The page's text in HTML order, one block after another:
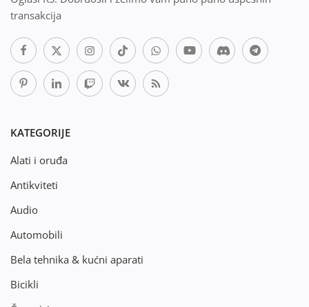
transakcija
KATEGORIJE
Alati i oruđa
Antikviteti
Audio
Automobili
Bela tehnika & kućni aparati
Bicikli